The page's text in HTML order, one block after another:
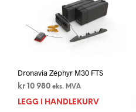
Dronavia Zéphyr M30 FTS
kr 10 980 eks. MVA
LEGG I HANDLEKURV